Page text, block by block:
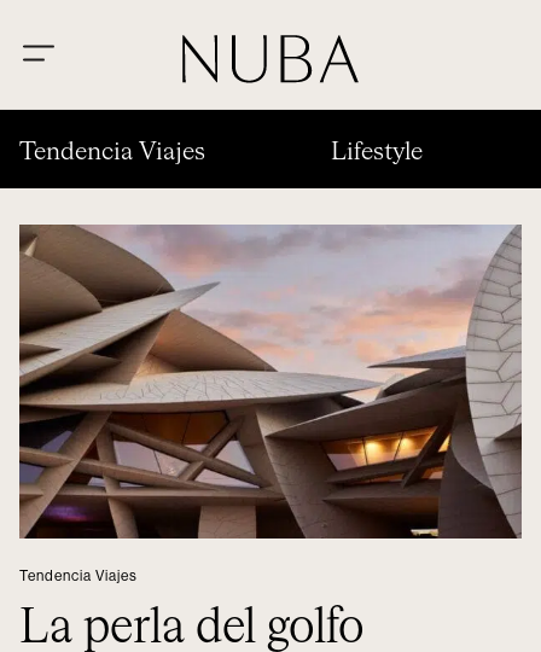
Tendencia Viajes Lifestyle
Tendencia Viajes
La perla del golfo